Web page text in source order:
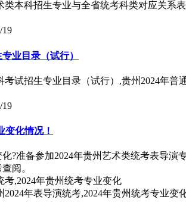
本科招生专业与全省统考科类对应关系
19
业目录（试行）
试招生专业目录（试行）,贵州2024年普
19
变化情况！
?准备参加2024年贵州艺术类统考表导
阅。
2024年表导演统考,2024年贵州统考专业变